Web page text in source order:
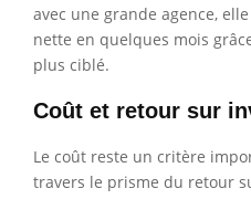
avec une grande agence,
nette en quelques mois
plus ciblé.
Coût et retour sur
Le coût reste un critère
travers le prisme du retour